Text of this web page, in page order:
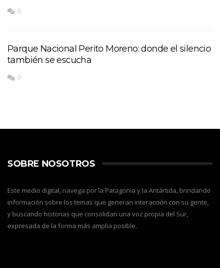
0
Parque Nacional Perito Moreno: donde el silencio
también se escucha
0
SOBRE NOSOTROS
Este medio digital, navega por la Patagonia y la Antártida, brindando
información sobre los temas que generan interacción con su gente,
y buscando historias que consolidan una voz propia del Sur,
expresada de la forma más amplia posible.